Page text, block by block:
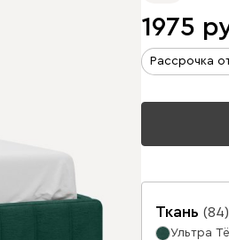
1975
Рассрочка
Ткань (84)
Ультра